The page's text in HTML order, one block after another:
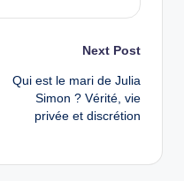
Next Post
Qui est le mari de Julia
Simon ? Vérité, vie
privée et discrétion